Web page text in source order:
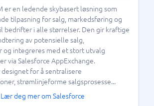
er en ledende skybasert løsning som
tilpasning for salg, markedsføring og
bedrifter i alle størrelser. Den gir kraftige
av potensielle salg,
og integreres med et stort utvalg
via Salesforce AppExchange.
for å sentralisere
strømlinjeforme salgsprosesse...
Lær deg mer om Salesforce